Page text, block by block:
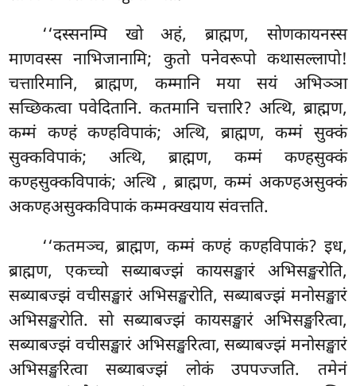
‘‘दस्सनम्पि खो अहं, ब्राह्मण, सोणकायनस्स
माणवस्स नाभिजानामि; कुतो पनेवरूपो कथासल्लापो!
चत्तारिमानि, ब्राह्मण, कम्मानि मया सयं अभिञ्ञा
सच्छिकत्वा पवेदितानि. कतमानि चत्तारि? अत्थि, ब्राह्मण,
कम्मं कण्हं कण्हविपाकं; अत्थि, ब्राह्मण, कम्मं सुक्कं
सुक्कविपाकं; अत्थि, ब्राह्मण, कम्मं कण्हसुक्कं
कण्हसुक्कविपाकं; अत्थि , ब्राह्मण, कम्मं अकण्हअसुक्कं
अकण्हअसुक्कविपाकं कम्मक्खयाय संवत्तति.
‘‘कतमञ्च, ब्राह्मण, कम्मं कण्हं कण्हविपाकं? इध,
ब्राह्मण, एकच्चो सब्याबज्झं कायसङ्खारं अभिसङ्खरोति,
सब्याबज्झं वचीसङ्खारं अभिसङ्खरोति, सब्याबज्झं मनोसङ्खारं
अभिसङ्खरोति. सो सब्याबज्झंकायसङ्खारं अभिसङ्खरित्वा,
सब्याबज्झं वचीसङ्खारं अभिसङ्खरित्वा, सब्याबज्झं मनोसङ्खारं
अभिसङ्खरित्वा सब्याबज्झं लोकं उपपज्जति. तमेनं